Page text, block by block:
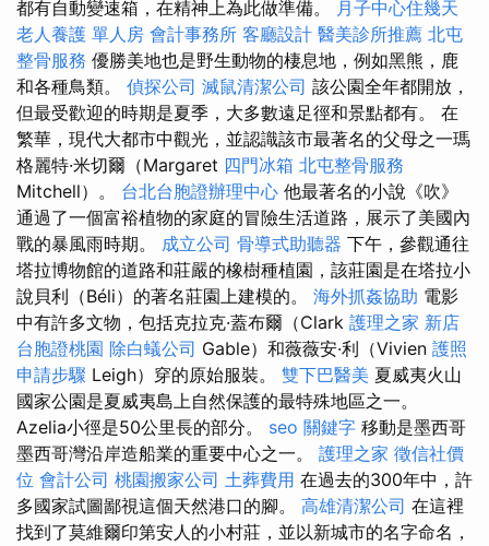
都有自動變速箱，在精神上為此做準備。 月子中心住幾天
老人養護 單人房 會計事務所 客廳設計 醫美診所推薦 北屯
整骨服務 優勝美地也是野生動物的棲息地，例如黑熊，鹿
和各種鳥類。 偵探公司 滅鼠清潔公司 該公園全年都開放，
但最受歡迎的時期是夏季，大多數遠足徑和景點都有。 在
繁華，現代大都市中觀光，並認識該市最著名的父母之一瑪
格麗特·米切爾（Margaret 四門冰箱 北屯整骨服務
Mitchell）。 台北台胞證辦理中心 他最著名的小說《吹》
通過了一個富裕植物的家庭的冒險生活道路，展示了美國內
戰的暴風雨時期。 成立公司 骨導式助聽器 下午，參觀通往
塔拉博物館的道路和莊嚴的橡樹種植園，該莊園是在塔拉小
說貝利（Béli）的著名莊園上建模的。 海外抓姦協助 電影
中有許多文物，包括克拉克·蓋布爾（Clark 護理之家 新店
台胞證桃園 除白蟻公司 Gable）和薇薇安·利（Vivien 護照
申請步驟 Leigh）穿的原始服裝。 雙下巴醫美 夏威夷火山
國家公園是夏威夷島上自然保護的最特殊地區之一。
Azelia小徑是50公里長的部分。 seo 關鍵字 移動是墨西哥
墨西哥灣沿岸造船業的重要中心之一。 護理之家 徵信社價
位 會計公司 桃園搬家公司 土葬費用 在過去的300年中，許
多國家試圖鄙視這個天然港口的腳。 高雄清潔公司 在這裡
找到了莫維爾印第安人的小村莊，並以新城市的名字命名，